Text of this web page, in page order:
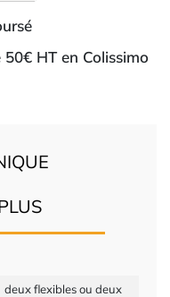
HT en Colissimo
deux flexibles ou deux